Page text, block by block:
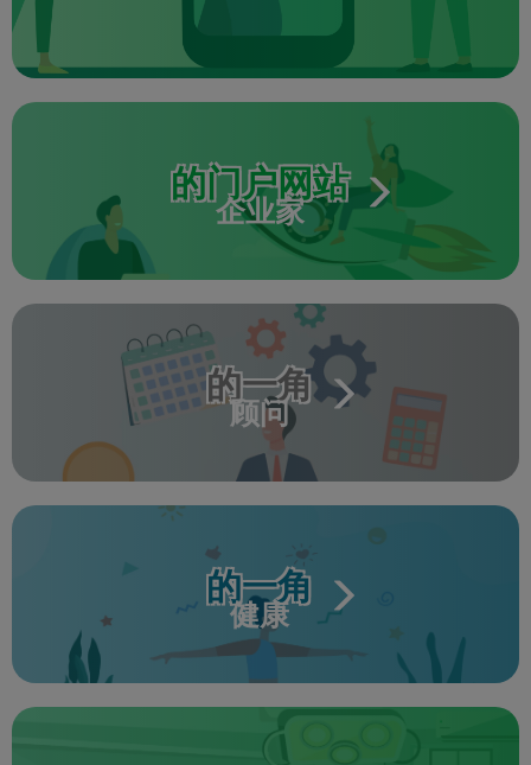
的门户网站
企业家
的一角
顾问
的一角
健康